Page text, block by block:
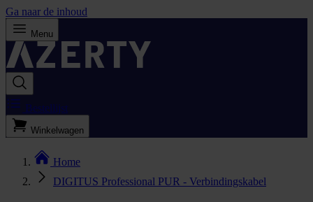
Ga naar de inhoud
Menu
Bestellijst
Winkelwagen
Home
DIGITUS Professional PUR - Verbindingskabel